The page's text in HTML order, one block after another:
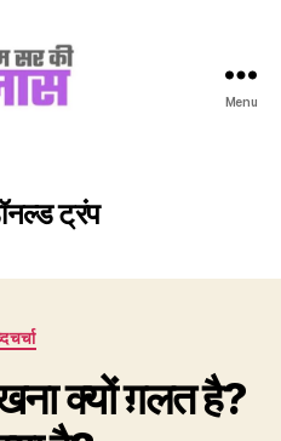
Class
Menu
ट्रंप
Categories
क्यों ग़लत है?